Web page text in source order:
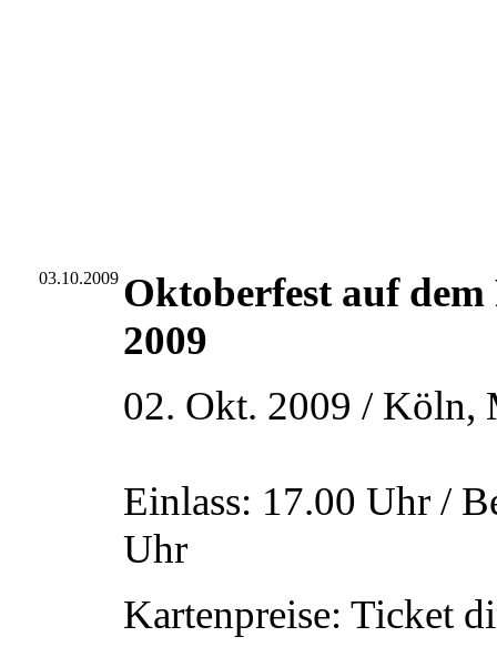
03.10.2009 Oktoberfest auf
2009
02. Okt. 2009 / Köln,
Einlass: 17.00 Uhr /
Uhr
Kartenpreise: Ticket